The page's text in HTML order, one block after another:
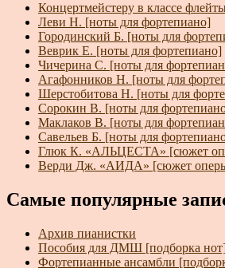
Концертмейстеру в классе
Леви Н. [ноты для фортепиано]
Городинский Б. [ноты для
Веврик Е. [ноты для фортепиано]
Чичерина С. [ноты для
Агафонников Н. [ноты для
Шерстобитова Н. [ноты для
Сорокин В. [ноты для
Маклаков В. [ноты для
Савельев Б. [ноты для
Глюк К. «АЛЬЦЕСТА» [сюжет
Верди Дж. «АИДА» [сюжет
Самые популярные
Архив пианистки
Пособия для ДМШ [подборка
Фортепианные ансамбли